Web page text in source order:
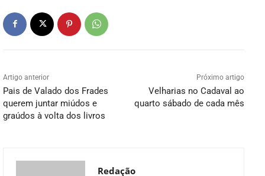
Artigo anterior
Pais de Valado dos Frades
querem juntar miúdos e
graúdos à volta dos livros
Próximo artigo
Velharias no Cadaval ao
quarto sábado de cada mês
Redação